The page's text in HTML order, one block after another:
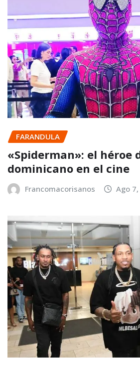
FARANDULA
«Spiderman»: el héroe
dominicano en el cine
Francomacorisanos Ago